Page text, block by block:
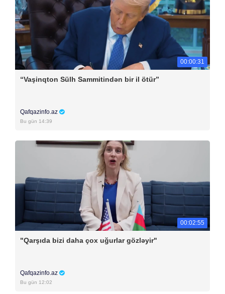
00:00:31
“Vaşinqton Sülh Sammitindən bir il ötür”
Qafqazinfo.az
Bu gün 14:39
00:02:55
"Qarşıda bizi daha çox uğurlar gözləyir"
Qafqazinfo.az
Bu gün 12:02